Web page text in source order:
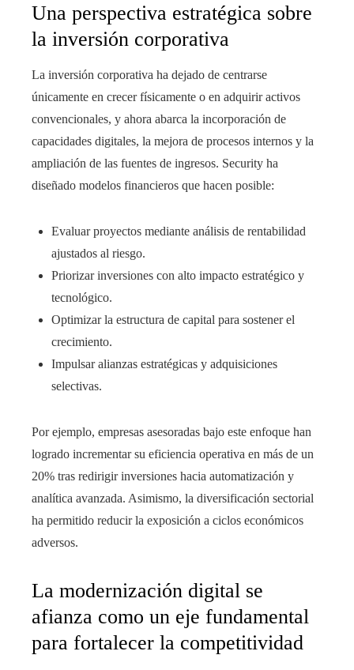
Una perspectiva estratégica sobre
la inversión corporativa
La inversión corporativa ha dejado de centrarse
únicamente en crecer físicamente o en adquirir activos
convencionales, y ahora abarca la incorporación de
capacidades digitales, la mejora de procesos internos y la
ampliación de las fuentes de ingresos. Security ha
diseñado modelos financieros que hacen posible:
Evaluar proyectos mediante análisis de rentabilidad
ajustados al riesgo.
Priorizar inversiones con alto impacto estratégico y
tecnológico.
Optimizar la estructura de capital para sostener el
crecimiento.
Impulsar alianzas estratégicas y adquisiciones
selectivas.
Por ejemplo, empresas asesoradas bajo este enfoque han
logrado incrementar su eficiencia operativa en más de un
20% tras redirigir inversiones hacia automatización y
analítica avanzada. Asimismo, la diversificación sectorial
ha permitido reducir la exposición a ciclos económicos
adversos.
La modernización digital se
afianza como un eje fundamental
para fortalecer la competitividad